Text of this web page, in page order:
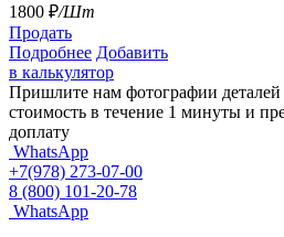
1800 ₽/Шт
Продать
Подробнее Добавить
в калькулятор
Пришлите нам фотографии деталей
стоимость в течение 1 минуты и
доплату
WhatsApp
+7(978) 273-07-00
8 (800) 101-20-78
WhatsApp